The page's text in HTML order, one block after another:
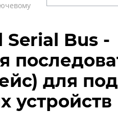
Serial Bus -
для
устройств